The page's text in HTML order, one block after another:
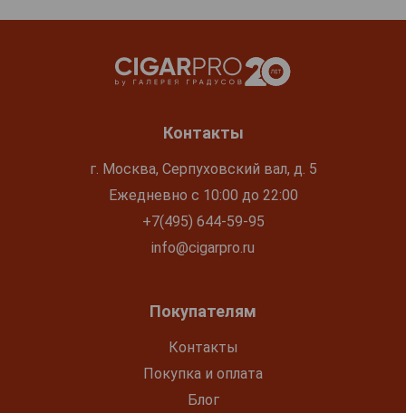
Контакты
г. Москва, Серпуховский вал, д. 5
Ежедневно с 10:00 до 22:00
+7(495) 644-59-95
info@cigarpro.ru
Покупателям
Контакты
Покупка и оплата
Блог